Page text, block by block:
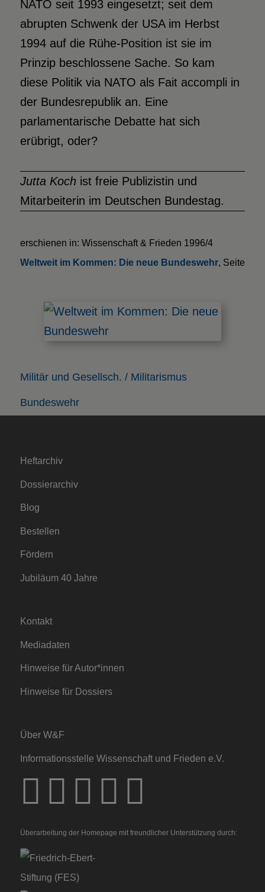
Bundeswehr
Militär und Gesellsch. / Militarismus
NATO seit 1993 eingesetzt; seit dem
abrupten Schwenk der USA im Herbst
1994 auf die Rühe-Position ist sie im
Prinzip beschlossene Sache. So kam
diese Politik via NATO als Fait accompli in
der Bundesrepublik an. Eine
parlamentarische Debatte hat sich
erübrigt, oder?
Jutta Koch ist freie Publizistin und
Mitarbeiterin im Deutschen Bundestag.
erschienen in: Wissenschaft & Frieden 1996/4
Weltweit im Kommen: Die neue Bundeswehr, Seite
Heftarchiv
Dossierarchiv
Blog
Bestellen
Fördern
Jubiläum 40 Jahre
Kontakt
Mediadaten
Hinweise für Autor*innen
Hinweise für Dossiers
Über W&F
Informationsstelle Wissenschaft und Frieden e.V.
Überarbeitung der Homepage mit freundlicher Unterstützung durch: